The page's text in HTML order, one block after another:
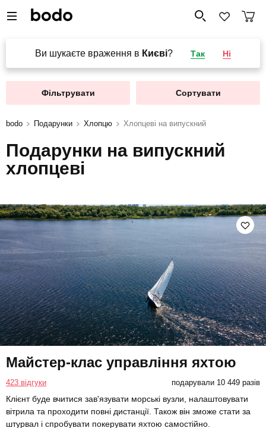
Ви шукаєте враження в Києві? Так Ні
Фільтрувати Сортувати
bodo Подарунки Хлопцю Хлопцеві на випускний
Подарунки на випускний
хлопцеві
Майстер-клас управління яхтою
423 відгуки подарували 10 449 разів
Клієнт буде вчитися зав'язувати морські вузли, налаштовувати
вітрила та проходити повні дистанції. Також він зможе стати за
штурвал і спробувати покерувати яхтою самостійно.